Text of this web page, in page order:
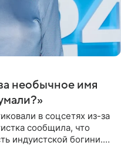
необычное имя
в соцсетях из-за
сообщила, что
индуистской богини.